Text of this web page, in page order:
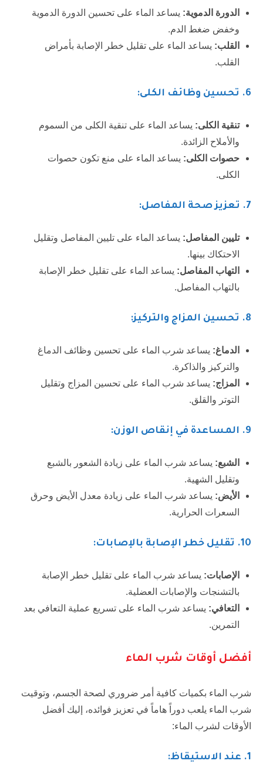
الدورة الدموية: يساعد الماء على تحسين الدورة الدموية
وخفض ضغط الدم.
القلب: يساعد الماء على تقليل خطر الإصابة بأمراض
القلب.
6. تحسين وظائف الكلى:
تنقية الكلى: يساعد الماء على تنقية الكلى من السموم
والأملاح الزائدة.
حصوات الكلى: يساعد الماء على منع تكون حصوات
الكلى.
7. تعزيز صحة المفاصل:
تليين المفاصل: يساعد الماء على تليين المفاصل وتقليل
الاحتكاك بينها.
التهاب المفاصل: يساعد الماء على تقليل خطر الإصابة
بالتهاب المفاصل.
8. تحسين المزاج والتركيز:
الدماغ: يساعد شرب الماء على تحسين وظائف الدماغ
والتركيز والذاكرة.
المزاج: يساعد شرب الماء على تحسين المزاج وتقليل
التوتر والقلق.
9. المساعدة في إنقاص الوزن:
الشبع: يساعد شرب الماء على زيادة الشعور بالشبع
وتقليل الشهية.
الأيض: يساعد شرب الماء على زيادة معدل الأيض وحرق
السعرات الحرارية.
10. تقليل خطر الإصابة بالإصابات:
الإصابات: يساعد شرب الماء على تقليل خطر الإصابة
بالتشنجات والإصابات العضلية.
التعافي: يساعد شرب الماء على تسريع عملية التعافي بعد
التمرين.
أفضل أوقات شرب الماء
شرب الماء بكميات كافية أمر ضروري لصحة الجسم، وتوقيت
شرب الماء يلعب دوراً هاماً في تعزيز فوائده، إليك أفضل
الأوقات لشرب الماء:
1. عند الاستيقاظ: